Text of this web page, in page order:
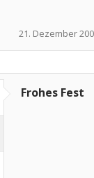
21. Dezember
Frohes Fest